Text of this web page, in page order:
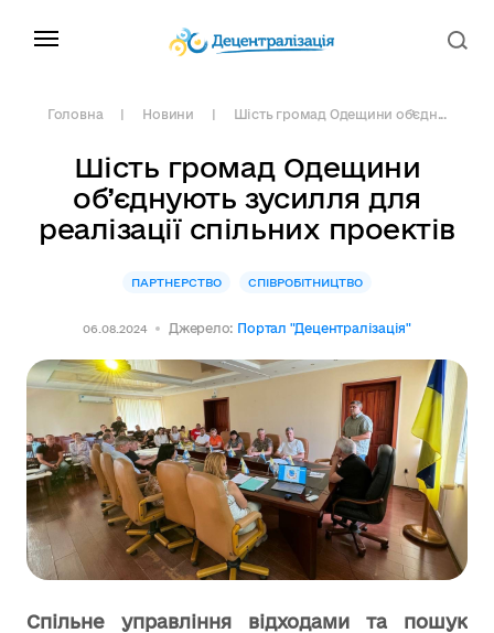
Головна Новини Шість громад Одещини об’єдн...
Шість громад Одещини
об’єднують зусилля для
реалізації спільних проектів
ПАРТНЕРСТВО СПІВРОБІТНИЦТВО
06.08.2024 Джерело: Портал "Децентралізація"
Спільне управління відходами та пошук